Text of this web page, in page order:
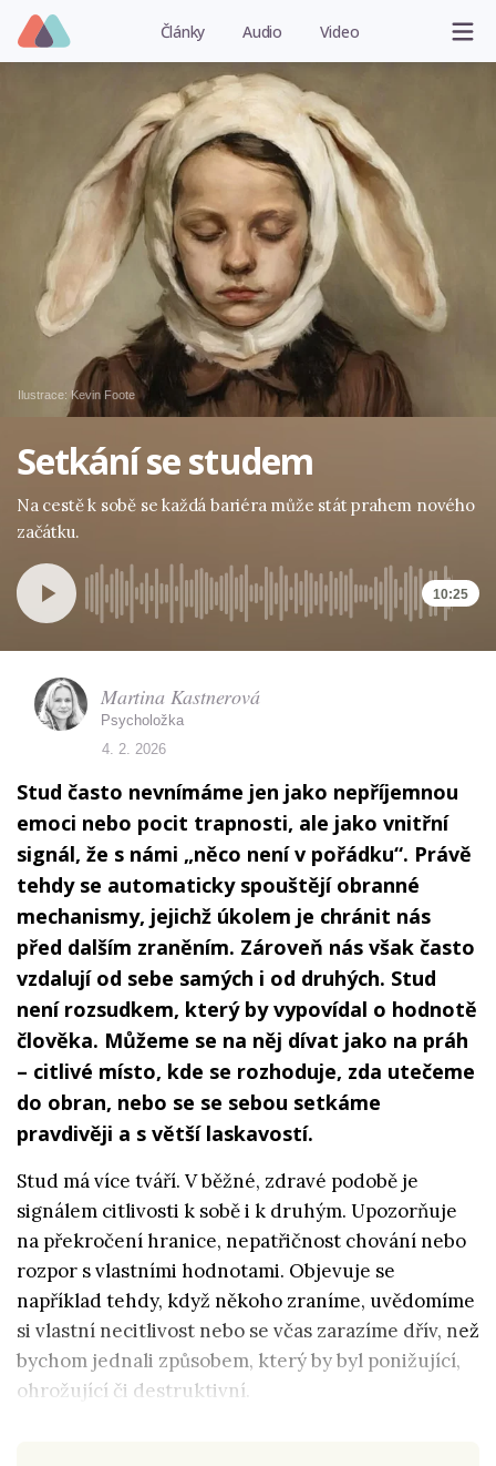
Články Audio Video
Ilustrace: Kevin Foote
Setkání se studem
Na cestě k sobě se každá bariéra může stát prahem nového
začátku.
10:25
Stud často nevnímáme jen jako nepříjemnou
emoci nebo pocit trapnosti, ale jako vnitřní
signál, že s námi „něco není v pořádku“. Právě
tehdy se automaticky spouštějí obranné
mechanismy, jejichž úkolem je chránit nás
před dalším zraněním. Zároveň nás však často
vzdalují od sebe samých i od druhých. Stud
není rozsudkem, který by vypovídal o hodnotě
člověka. Můžeme se na něj dívat jako na práh
– citlivé místo, kde se rozhoduje, zda utečeme
do obran, nebo se se sebou setkáme
pravdivěji a s větší laskavostí.
Stud má více tváří. V běžné, zdravé podobě je
signálem citlivosti k sobě i k druhým. Upozorňuje
na překročení hranice, nepatřičnost chování nebo
rozpor s vlastními hodnotami. Objevuje se
například tehdy, když někoho zraníme, uvědomíme
si vlastní necitlivost nebo se včas zarazíme dřív, než
bychom jednali způsobem, který by byl ponižující,
ohrožující či destruktivní.
Martina Kastnerová
Psycholožka
4. 2. 2026